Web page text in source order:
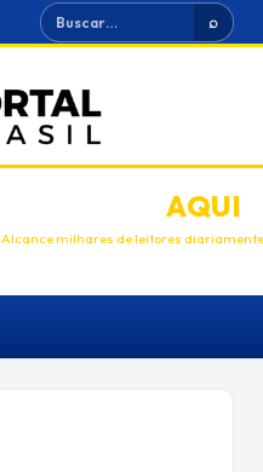
Buscar ⌕
ANUNCIEAQUI
Alcance milhares de leitores diariamente